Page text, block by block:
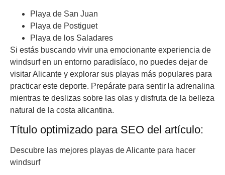
Playa de San Juan
Playa de Postiguet
Playa de los Saladares
Si estás buscando vivir una emocionante experiencia de
windsurf en un entorno paradisíaco, no puedes dejar de
visitar Alicante y explorar sus playas más populares para
practicar este deporte. Prepárate para sentir la adrenalina
mientras te deslizas sobre las olas y disfruta de la belleza
natural de la costa alicantina.
Título optimizado para SEO del artículo:
Descubre las mejores playas de Alicante para hacer
windsurf